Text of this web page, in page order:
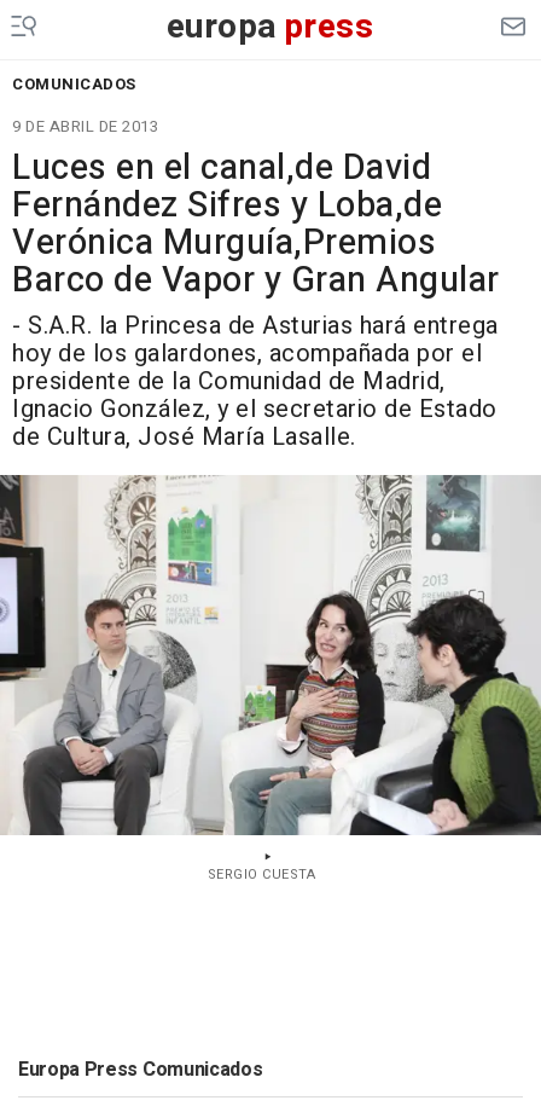
europa press
COMUNICADOS
9 DE ABRIL DE 2013
Luces en el canal,de David
Fernández Sifres y Loba,de
Verónica Murguía,Premios
Barco de Vapor y Gran Angular
- S.A.R. la Princesa de Asturias hará entrega
hoy de los galardones, acompañada por el
presidente de la Comunidad de Madrid,
Ignacio González, y el secretario de Estado
de Cultura, José María Lasalle.
SERGIO CUESTA
Europa Press Comunicados